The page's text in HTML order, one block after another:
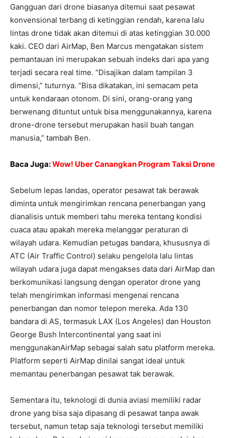
Gangguan dari drone biasanya ditemui saat pesawat
konvensional terbang di ketinggian rendah, karena lalu
lintas drone tidak akan ditemui di atas ketinggian 30.000
kaki. CEO dari AirMap, Ben Marcus mengatakan sistem
pemantauan ini merupakan sebuah indeks dari apa yang
terjadi secara real time. “Disajikan dalam tampilan 3
dimensi,” tuturnya. “Bisa dikatakan, ini semacam peta
untuk kendaraan otonom. Di sini, orang-orang yang
berwenang dituntut untuk bisa menggunakannya, karena
drone-drone tersebut merupakan hasil buah tangan
manusia,” tambah Ben.
Baca Juga:Wow! Uber Canangkan Program Taksi Drone
Sebelum lepas landas, operator pesawat tak berawak
diminta untuk mengirimkan rencana penerbangan yang
dianalisis untuk memberi tahu mereka tentang kondisi
cuaca atau apakah mereka melanggar peraturan di
wilayah udara. Kemudian petugas bandara, khususnya di
ATC (Air Traffic Control) selaku pengelola lalu lintas
wilayah udara juga dapat mengakses data dari AirMap dan
berkomunikasi langsung dengan operator drone yang
telah mengirimkan informasi mengenai rencana
penerbangan dan nomor telepon mereka. Ada 130
bandara di AS, termasuk LAX (Los Angeles) dan Houston
George Bush Intercontinental yang saat ini
menggunakanAirMap sebagai salah satu platform mereka.
Platform seperti AirMap dinilai sangat ideal untuk
memantau penerbangan pesawat tak berawak.
Sementara itu, teknologi di dunia aviasi memiliki radar
drone yang bisa saja dipasang di pesawat tanpa awak
tersebut, namun tetap saja teknologi tersebut memiliki